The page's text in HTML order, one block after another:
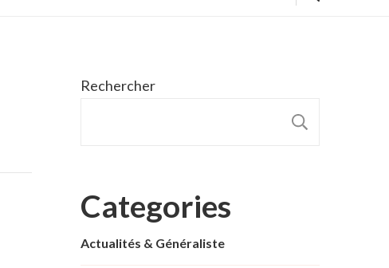
Rechercher
Categories
Actualités & Généraliste